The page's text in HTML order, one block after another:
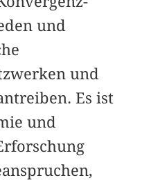
und
und
Es ist
und